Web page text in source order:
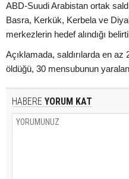
ABD-Suudi Arabistan ortak
Basra, Kerkük, Kerbela ve
merkezlerin hedef alındığı
Açıklamada, saldırılarda en
öldüğü, 30 mensubunun
HABERE YORUM KAT